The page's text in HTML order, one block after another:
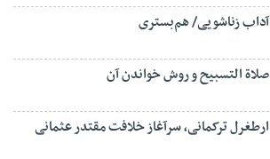
آداب زناشویی/ هم‌بستری
صلاة التسبيح و روش خواندن آن
ارطغرل ترکمانی، سرآغاز خلافت مقتدر عثمانی